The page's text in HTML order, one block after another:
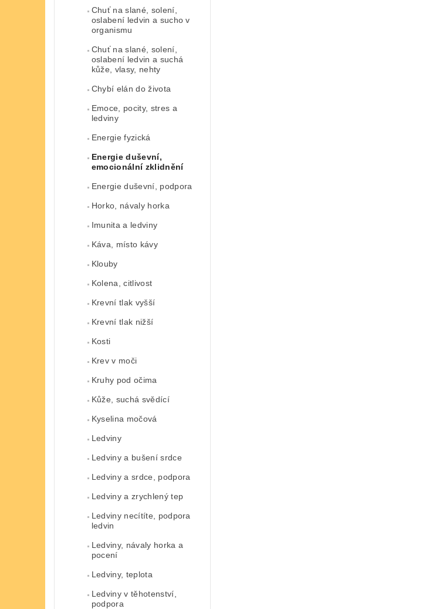
Chuť na slané, solení,
oslabení ledvin a sucho v
organismu
Chuť na slané, solení,
oslabení ledvin a suchá
kůže, vlasy, nehty
Chybí elán do života
Emoce, pocity, stres a
ledviny
Energie fyzická
Energie duševní,
emocionální zklidnění
Energie duševní, podpora
Horko, návaly horka
Imunita a ledviny
Káva, místo kávy
Klouby
Kolena, citlivost
Krevní tlak vyšší
Krevní tlak nižší
Kosti
Krev v moči
Kruhy pod očima
Kůže, suchá svědící
Kyselina močová
Ledviny
Ledviny a bušení srdce
Ledviny a srdce, podpora
Ledviny a zrychlený tep
Ledviny necítíte, podpora
ledvin
Ledviny, návaly horka a
pocení
Ledviny, teplota
Ledviny v těhotenství,
podpora